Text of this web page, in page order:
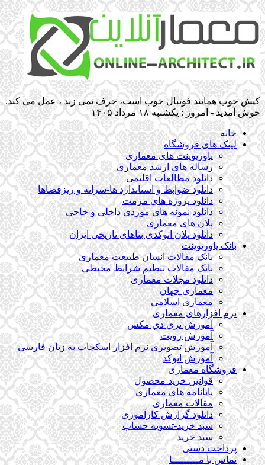
کیش خوب همانند فوتبال خوب است، حرف نمی زند ، عمل می کند.
خوش آمدید - امروز : یکشنبه ۱۸ مرداد ۱۴۰۵
خانه
لینک های فروشگاه
پاورپوینت های معماری
رساله های ارشد معماری
دانلود مطالعات اقلیمی
دانلود ضوابط و استاندارد ها-سرانه و ریزفضاها
دانلود پروژه های مرمت
دانلود نمونه های موردی داخلی و خاجی
پلان های معماری
دانلود پلان اتوکدی بناهای تاریخی ایران
بانک پاورپوینت
بانک مقالات انسان طبیعت معماری
بانک مقالات تنظیم شرایط محیطی
دانلود مجلات معماری
معماری جهان
معماری اسلامی
نرم افزارهای معماری
آﻣﻮزش ﺗﺮي دي ﻣﮑﺲ
آموزش رویت
آموزش تصویری نرم افزار اسکچاپ به زبان فارسی
آموزش اتوکد
فروشگاه معماری
قوانین خرید محصول
پایانامه های معماری
مقالات معماری
دانلود گزارش کارآموزی
سبد خرید-تسویه حساب
سبد خرید
پرداخت دستی
تماس با مـــــــــا